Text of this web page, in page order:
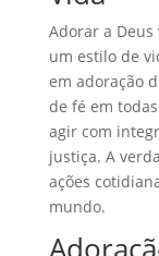
Adorar a
um estilo de
em adoração
de fé em
agir com
justiça. A
ações
mundo.